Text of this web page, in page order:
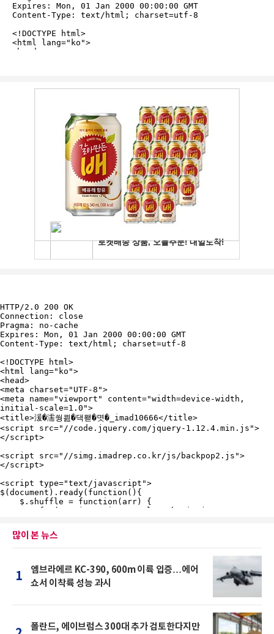
많이 본 뉴스
1
엠브라에르 KC-390, 600m 이륙 입증…에어
쇼서 이착륙 성능 과시
폴란드, 에이브럼스 300대 추가 검토한다지만